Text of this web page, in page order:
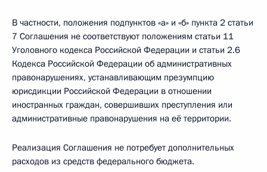
В частности, положения подпунктов «а» и «б» пункта 2 статьи
7 Соглашения не соответствуют положениям статьи 11
Уголовного кодекса Российской Федерации и статьи 2.6
Кодекса Российской Федерации об административных
правонарушениях, устанавливающим презумпцию
юрисдикции Российской Федерации в отношении
иностранных граждан, совершивших преступления или
административные правонарушения на её территории.
Реализация Соглашения не потребует дополнительных
расходов из средств федерального бюджета.